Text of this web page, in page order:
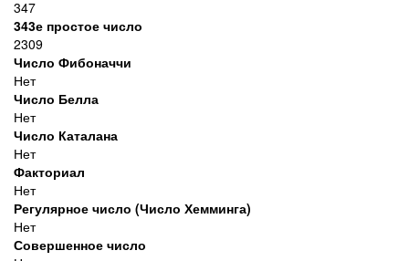
347
343е простое число
2309
Число Фибоначчи
Нет
Число Белла
Нет
Число Каталана
Нет
Факториал
Нет
Регулярное число (Число Хемминга)
Нет
Совершенное число